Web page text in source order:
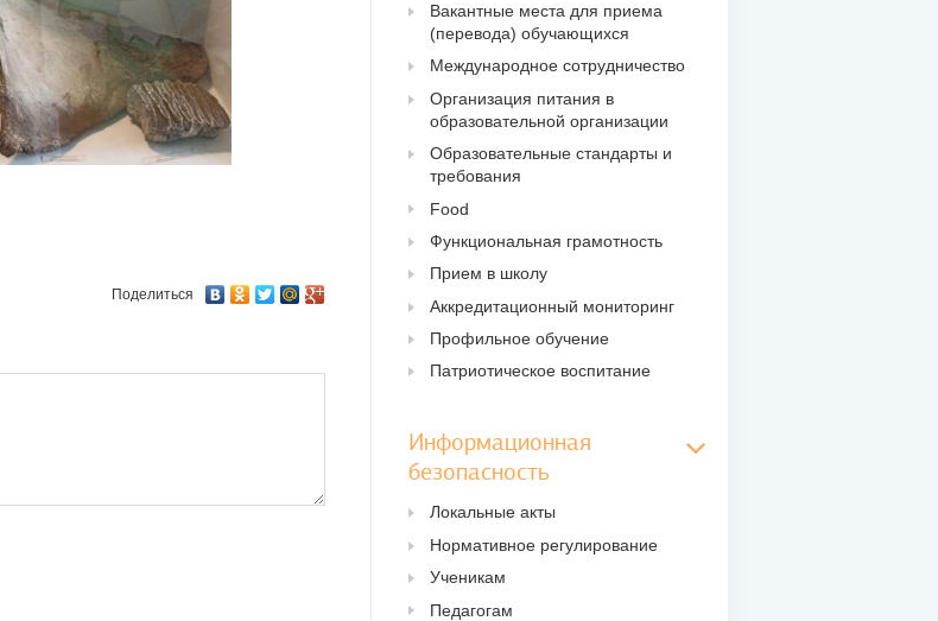
Поделиться
Вакантные места для приема
(перевода) обучающихся
Международное сотрудничество
Организация питания в
образовательной организации
Образовательные стандарты и
требования
Food
Функциональная грамотность
Прием в школу
Аккредитационный мониторинг
Профильное обучение
Патриотическое воспитание
Информационная
безопасность
Локальные акты
Нормативное регулирование
Ученикам
Педагогам